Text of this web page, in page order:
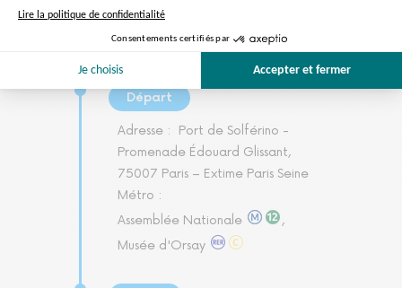
Départ
Adresse :
Port de Solférino -
Promenade Édouard Glissant,
75007 Paris – Extime Paris Seine
Métro :
Assemblée Nationale
,
Musée d'Orsay